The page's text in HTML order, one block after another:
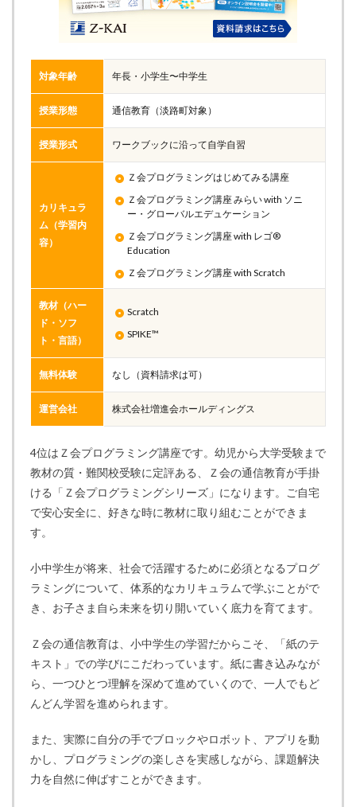
対象年齢 年長・小学生〜中学生
授業形態 通信教育（淡路町対象）
授業形式 ワークブックに沿って自学自習
カリキュラ
ム（学習内
容）
Ｚ会プログラミングはじめてみる講座
Ｚ会プログラミング講座 みらい with ソニ
ー・グローバルエデュケーション
Ｚ会プログラミング講座 with レゴ®
Education
Ｚ会プログラミング講座 with Scratch
教材（ハー
ド・ソフ
ト・言語）
Scratch
SPIKE™
無料体験 なし（資料請求は可）
運営会社 株式会社増進会ホールディングス
4位はＺ会プログラミング講座です。幼児から大学受験まで
教材の質・難関校受験に定評ある、Ｚ会の通信教育が手掛
ける「Ｚ会プログラミングシリーズ」になります。ご自宅
で安心安全に、好きな時に教材に取り組むことができま
す。
小中学生が将来、社会で活躍するために必須となるプログ
ラミングについて、体系的なカリキュラムで学ぶことがで
き、お子さま自ら未来を切り開いていく底力を育てます。
Ｚ会の通信教育は、小中学生の学習だからこそ、「紙のテ
キスト」での学びにこだわっています。紙に書き込みなが
ら、一つひとつ理解を深めて進めていくので、一人でもど
んどん学習を進められます。
また、実際に自分の手でブロックやロボット、アプリを動
かし、プログラミングの楽しさを実感しながら、課題解決
力を自然に伸ばすことができます。